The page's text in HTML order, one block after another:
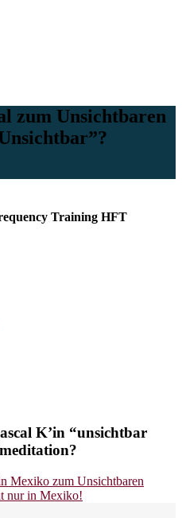
zum Unsichtbaren
Training HFT
K’in “unsichtbar
Mexiko zum Unsichtbaren
nur in Mexiko!